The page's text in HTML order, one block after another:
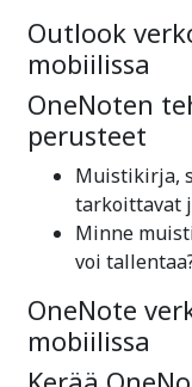
Outlook
mobiilissa
OneNoten
perusteet
Muistikirja,
tarkoittavat
Minne
voi
OneNote
mobiilissa